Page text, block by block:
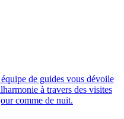
de guides vous dévoile
à travers des visites
comme de nuit.